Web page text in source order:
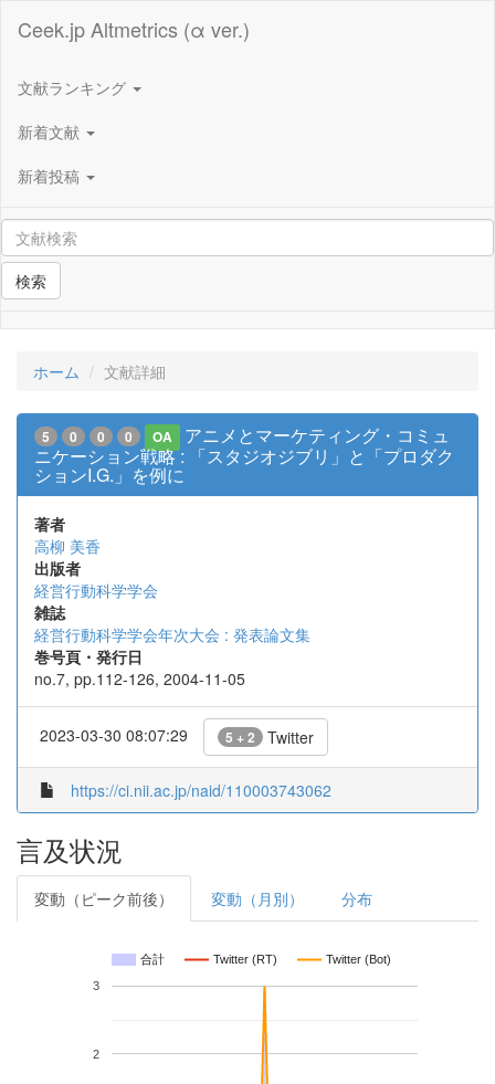
Ceek.jp Altmetrics (α ver.)
文献ランキング
新着文献
新着投稿
検索
ホーム 文献詳細
5 0 0 0 OA
アニメとマーケティング・コミュ
ニケーション戦略 : 「スタジオジブリ」と「プロダク
ションI.G.」を例に
著者
高柳 美香
出版者
経営行動科学学会
雑誌
経営行動科学学会年次大会 : 発表論文集
巻号頁・発行日
no.7, pp.112-126, 2004-11-05
2023-03-30 08:07:29 5 + 2 Twitter
https://ci.nii.ac.jp/naid/110003743062
言及状況
変動（ピーク前後） 変動（月別） 分布
合計 Twitter (RT) Twitter (Bot)
2
3